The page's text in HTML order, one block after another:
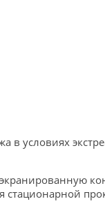
в условиях